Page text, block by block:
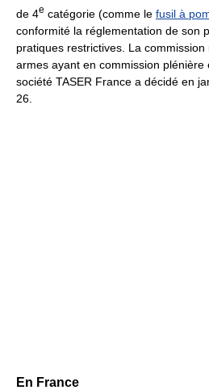
de 4e catégorie (comme le fusil à
conformité la réglementation de son
pratiques restrictives. La
armes ayant en commission
société TASER France a décidé en
26.
En France